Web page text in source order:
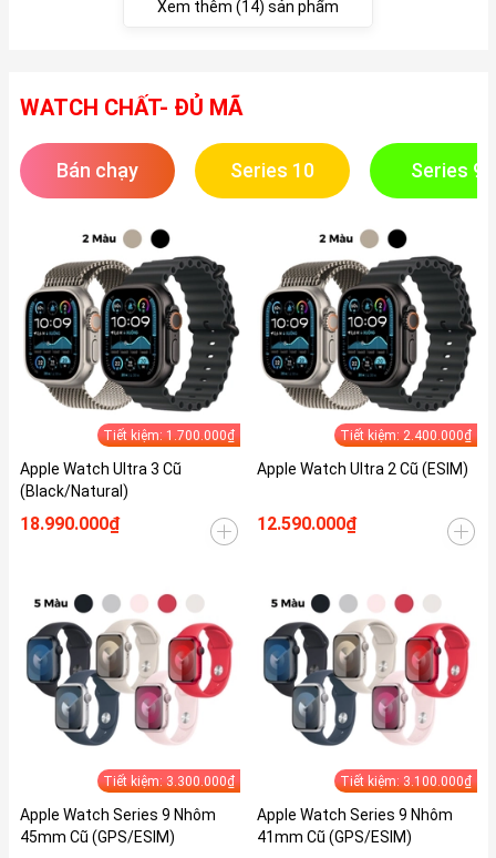
Xem thêm (14) sản phẩm
WATCH CHẤT- ĐỦ MÃ
Bán chạy Series 10 Series 9
Tiết kiệm: 1.700.000₫
Apple Watch Ultra 3 Cũ
(Black/Natural)
18.990.000₫
Tiết kiệm: 2.400.000₫
Apple Watch Ultra 2 Cũ (ESIM)
12.590.000₫
Tiết kiệm: 3.300.000₫
Apple Watch Series 9 Nhôm
45mm Cũ (GPS/ESIM)
Tiết kiệm: 3.100.000₫
Apple Watch Series 9 Nhôm
41mm Cũ (GPS/ESIM)